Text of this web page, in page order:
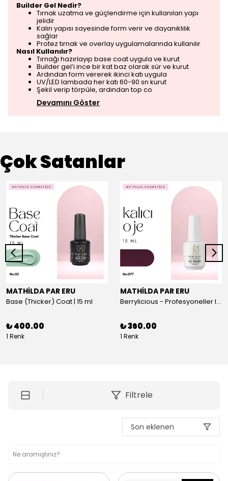
Builder Gel Nedir?
Tırnak uzatma ve güçlendirme için kullanılan yapı
jelidir
Kalın yapısı sayesinde form verir ve dayanıklılık
sağlar
Protez tırnak ve overlay uygulamalarında kullanılır
Nasıl Kullanılır?
Tırnağı hazırlayıp base coat uygula ve kurut
Builder gel’i ince bir kat baz olarak sür ve kurut
Ardından form vererek ikinci katı uygula
UV/LED lambada her katı 60-90 sn kurut
Şekil verip törpüle, ardından top co
Devamını Göster
Çok Satanlar
MATHİLDA PAR ERU
Base (Thicker) Coat | 15 ml
₺ 400.00
1 Renk
MATHİLDA PAR ERU
Berrylicious - Profesyoneller Için Yüksek Pigmentasyonlu UV/LED Oje 15ml
₺ 360.00
1 Renk
Filtrele
Son eklenen